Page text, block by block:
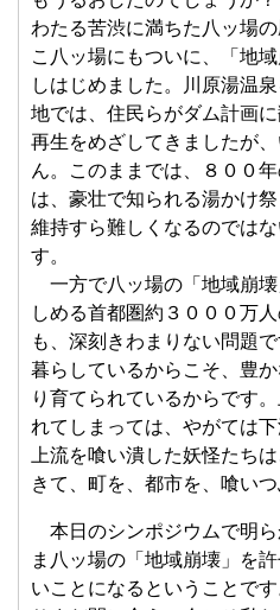
わたる苦渋に満ちた八ッ場
こ八ッ場にもついに、「地
しはじめました。川原湯温
地では、住民らがダム計画
再生をめざしてきましたが
ん。このままでは、８００
は、豪壮で知られる湯かけ
維持すら難しくなるのでは
す。
一方で八ッ場の「地域崩
しめる首都圏約３０００万
も、深刻きわまりない問題
暮らしているからこそ、豊
り育てられているからです
れてしまっては、やがては
上流を喰い潰した妖怪たち
きて、町を、都市を、喰いつ
本日のシンポジウムで明ら
ま八ッ場の「地域崩壊」を
いことになるということで